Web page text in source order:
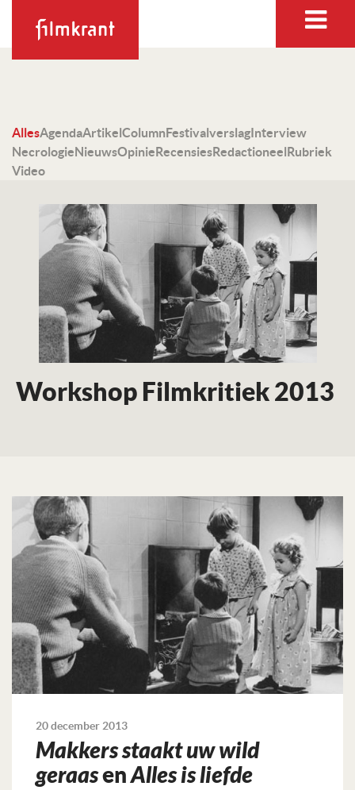
AllesAgendaArtikelColumnFestivalverslagInterview
NecrologieNieuwsOpinieRecensiesRedactioneelRubriek
Video
Workshop Filmkritiek 2013
20 december 2013
Makkers staakt uw wild
geraasenAlles is liefde